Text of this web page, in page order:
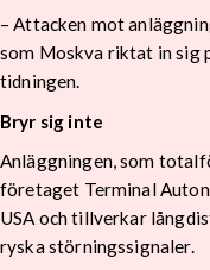
– Attacken mot
som Moskva riktat in sig
tidningen.
Bryr sig inte
Anläggningen, som
företaget Terminal
USA och tillverkar
ryska störningssignaler.